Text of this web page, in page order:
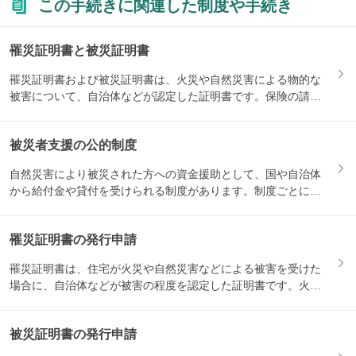
この手続きに関連した制度や手続き
罹災証明書と被災証明書
罹災証明書および被災証明書は、火災や自然災害による物的な
被害について、自治体などが認定した証明書です。保険の請求
被災者支援の公的制度
自然災害により被災された方への資金援助として、国や自治体
から給付金や貸付を受けられる制度があります。制度ごとに対
罹災証明書の発行申請
罹災証明書は、住宅が火災や自然災害などによる被害を受けた
場合に、自治体などが被害の程度を認定した証明書です。火災
被災証明書の発行申請